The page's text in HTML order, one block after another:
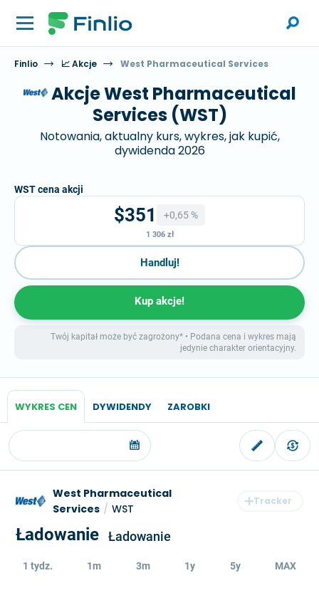
Finlio 📈 Akcje West Pharmaceutical Services
Akcje West Pharmaceutical
Services (WST)
Notowania, aktualny kurs, wykres, jak kupić,
dywidenda 2026
WST cena akcji
$351 +0,65 %
1 306 zł
Handluj!
Kup akcje!
Twój kapitał może być zagrożony* • Podana cena i wykres mają
jedynie charakter orientacyjny.
WYKRES CEN DYWIDENDY ZAROBKI
West Pharmaceutical
Services / WST
Ładowanie Ładowanie
1 tydz. 1m 3m 1y 5y MAX